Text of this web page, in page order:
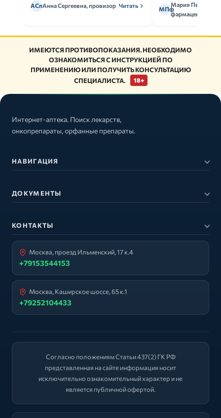
АСпАнна Сергеевна, провизор Читать МПф
Мария Петрова,
фармацевт
ИМЕЮТСЯ ПРОТИВОПОКАЗАНИЯ. НЕОБХОДИМО
ОЗНАКОМИТЬСЯ С ИНСТРУКЦИЕЙ ПО
ПРИМЕНЕНИЮ ИЛИ ПОЛУЧИТЬ КОНСУЛЬТАЦИЮ
СПЕЦИАЛИСТА.
18+
Интернет-аптека. Поиск лекарств,
онкопрепараты, орфанные препараты.
НАВИГАЦИЯ
ДОКУМЕНТЫ
КОНТАКТЫ
Москва, проезд Ильменский, 17 к.4
+79153544153
Москва, Каширское шоссе, 65 к.1
+79252104433
Согласно положениям Статьи 437(2) ГК РФ
представленная на сайте информация носит
исключительно ознакомительный характер и не
является публичной офертой.